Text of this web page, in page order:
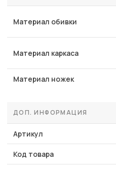
Материал обивки
Материал каркаса
Материал ножек
ДОП. ИНФОРМАЦИЯ
Артикул
Код товара